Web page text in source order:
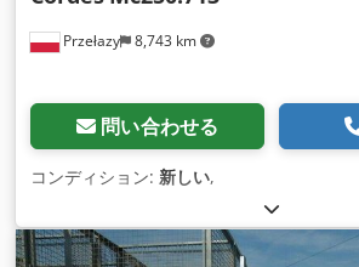
Przełazy 8,743 km
問い合わせる
コンディション: 新しい,